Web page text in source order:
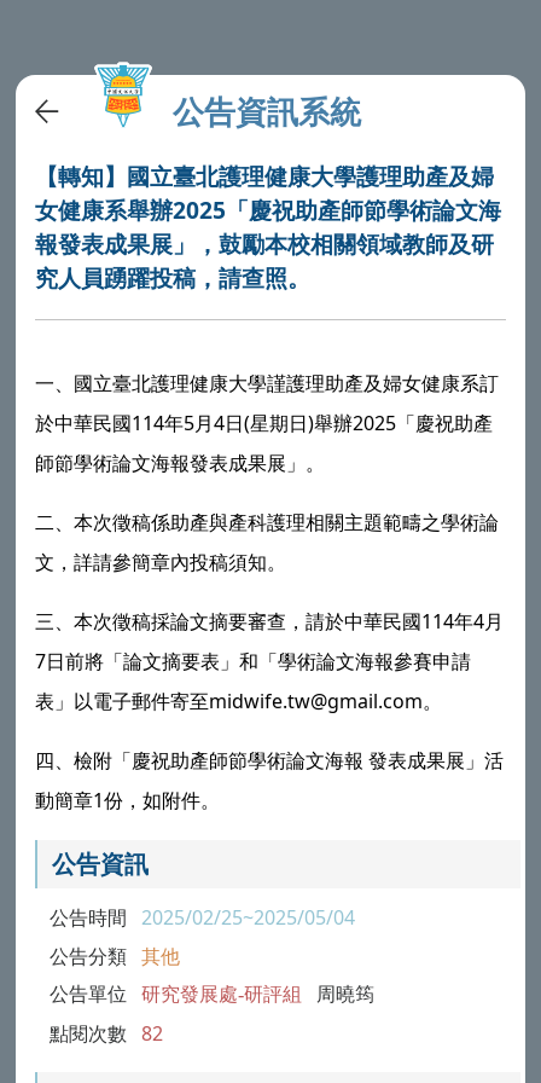
公告資訊系統
【轉知】國立臺北護理健康大學護理助產及婦
女健康系舉辦2025「慶祝助產師節學術論文海
報發表成果展」，鼓勵本校相關領域教師及研
究人員踴躍投稿，請查照。
一、 國立臺北護理健康大學謹護理助產及婦女健康系訂
於中華民國114年5月4日(星期日)舉辦2025 「慶祝助產
師節學術論文海報發表成果展」。
二、本次徵稿係助產與產科護理相關主題範疇之學術論
文，詳請參簡章內投稿須知。
三、本次徵稿採論文摘要審查，請於中華民國114年4月
7日前將「論文摘要表」和「學術論文海報參賽申請
表」以電子郵件寄至midwife.tw@gmail.com。
四、檢附「慶祝助產師節學術論文海報 發表成果展」活
動簡章1份，如附件。
公告資訊
公告時間 2025/02/25~2025/05/04
公告分類 其他
公告單位 研究發展處-研評組 周曉筠
點閱次數 82